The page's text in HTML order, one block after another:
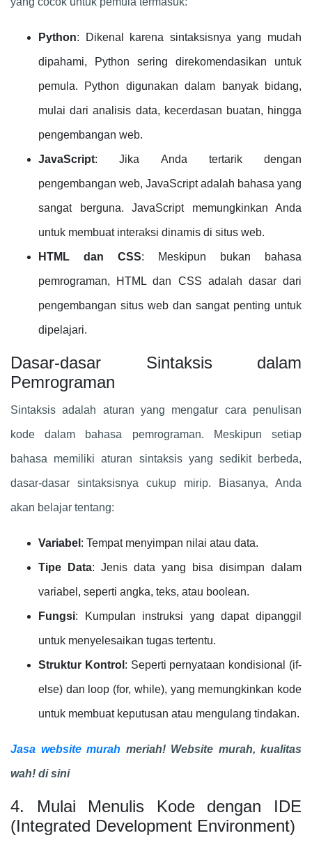
Python: Dikenal karena sintaksisnya yang mudah
dipahami, Python sering direkomendasikan untuk
pemula. Python digunakan dalam banyak bidang,
mulai dari analisis data, kecerdasan buatan, hingga
pengembangan web.
JavaScript: Jika Anda tertarik dengan
pengembangan web, JavaScript adalah bahasa yang
sangat berguna. JavaScript memungkinkan Anda
untuk membuat interaksi dinamis di situs web.
HTML dan CSS: Meskipun bukan bahasa
pemrograman, HTML dan CSS adalah dasar dari
pengembangan situs web dan sangat penting untuk
dipelajari.
Dasar-dasar Sintaksis dalam
Pemrograman
Sintaksis adalah aturan yang mengatur cara penulisan
kode dalam bahasa pemrograman. Meskipun setiap
bahasa memiliki aturan sintaksis yang sedikit berbeda,
dasar-dasar sintaksisnya cukup mirip. Biasanya, Anda
akan belajar tentang:
Variabel : Tempat menyimpan nilai atau data.
Tipe Data: Jenis data yang bisa disimpan dalam
variabel, seperti angka, teks, atau boolean.
Fungsi: Kumpulan instruksi yang dapat dipanggil
untuk menyelesaikan tugas tertentu.
Struktur Kontrol : Seperti pernyataan kondisional (if-
else) dan loop (for, while), yang memungkinkan kode
untuk membuat keputusan atau mengulang tindakan.
Jasa website murah meriah! Website murah, kualitas
wah! di sini
4. Mulai Menulis Kode dengan IDE
(Integrated Development Environment)